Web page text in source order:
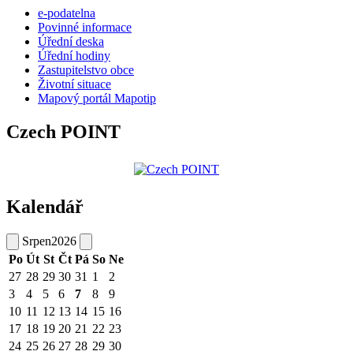
e-podatelna
Povinné informace
Úřední deska
Úřední hodiny
Zastupitelstvo obce
Životní situace
Mapový portál Mapotip
Czech POINT
Kalendář
Srpen2026
Po Út St Čt Pá So Ne
27 28 29 30 31 1
2
3
4 5 6 7 8
9
10 11 12 13 14 15 16
17 18 19 20 21 22 23
24 25 26 27 28 29 30